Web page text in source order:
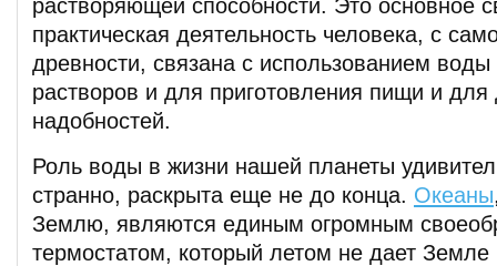
растворяющей способности. Это основное
практическая деятельность человека, с
древности, связана с использованием
растворов и для приготовления пищи и для
надобностей.
Роль воды в жизни нашей планеты
странно, раскрыта еще не до конца. Океаны
Землю, являются единым огромным
термостатом, который летом не дает Земле